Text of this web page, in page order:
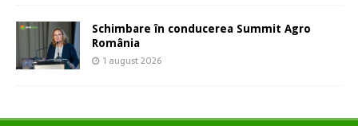
Schimbare în conducerea Summit Agro
România
1 august 2026